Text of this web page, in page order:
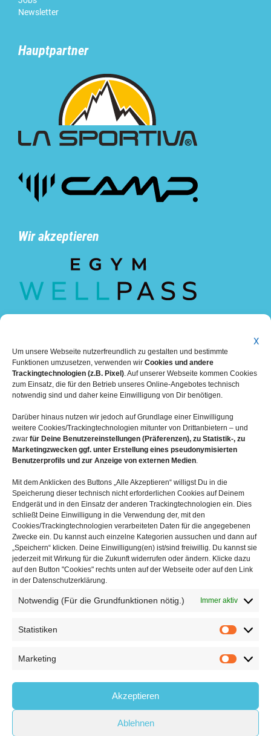
X
Um unsere Webseite nutzerfreundlich zu gestalten und bestimmte
Funktionen umzusetzen, verwenden wir Cookies und andere
Trackingtechnologien (z.B. Pixel). Auf unserer Webseite kommen Cookies
zum Einsatz, die für den Betrieb unseres Online-Angebotes technisch
notwendig sind und daher keine Einwilligung von Dir benötigen.
Darüber hinaus nutzen wir jedoch auf Grundlage einer Einwilligung
weitere Cookies/Trackingtechnologien mitunter von Drittanbietern – und
zwar für Deine Benutzereinstellungen (Präferenzen), zu Statistik-, zu
Marketingzwecken ggf. unter Erstellung eines pseudonymisierten
Benutzerprofils und zur Anzeige von externen Medien.
Mit dem Anklicken des Buttons „Alle Akzeptieren“ willigst Du in die
Speicherung dieser technisch nicht erforderlichen Cookies auf Deinem
Endgerät und in den Einsatz der anderen Trackingtechnologien ein. Dies
schließt Deine Einwilligung in die Verwendung der, mit den
Cookies/Trackingtechnologien verarbeiteten Daten für die angegebenen
Zwecke ein. Du kannst auch einzelne Kategorien aussuchen und dann auf
„Speichern“ klicken. Deine Einwilligung(en) ist/sind freiwillig. Du kannst sie
jederzeit mit Wirkung für die Zukunft widerrufen oder ändern. Klicke dazu
auf den Button "Cookies" rechts unten auf der Webseite oder auf den Link
in der Datenschutzerklärung.
Notwendig (Für die Grundfunktionen nötig.) Immer aktiv
Statistiken
Marketing
Akzeptieren
Ablehnen
Newsletter
Hauptpartner
Wir akzeptieren
Mehr über die Boulderwelt
 Unsere Hallen im Überblick
Impressum